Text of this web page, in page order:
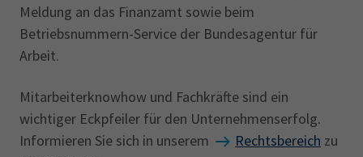
Meldung an das Finanzamt sowie beim
Betriebsnummern-Service der Bundesagentur für
Arbeit.
Mitarbeiterknowhow und Fachkräfte sind ein
wichtiger Eckpfeiler für den Unternehmenserfolg.
Informieren Sie sich in unserem
Rechtsbereich zu